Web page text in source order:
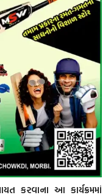
કરવાના આ કાર્યક્રમમાં